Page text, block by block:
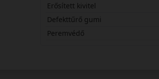
Erősített kivitel
Defekttűrő gumi
Peremvédő